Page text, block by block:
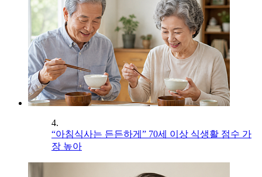
4.
“아침식사는 든든하게” 70세 이상 식생활 점수 가
장 높아